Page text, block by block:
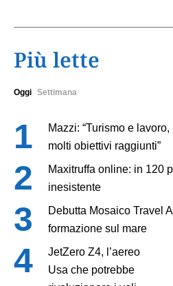
Più lette
Oggi Settimana
Mazzi: “Turismo e lavoro,
molti obiettivi raggiunti”
Maxitruffa online: in 120
inesistente
Debutta Mosaico Travel
formazione sul mare
JetZero Z4, l’aereo
Usa che potrebbe